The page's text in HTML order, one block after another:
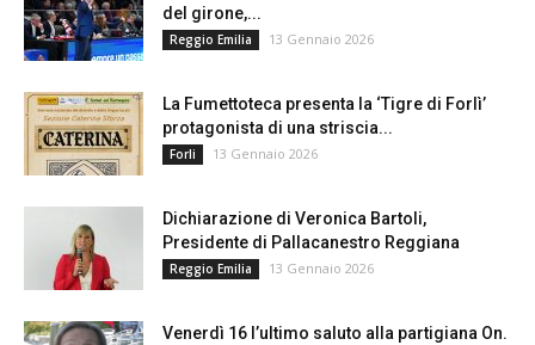
del girone,...
Reggio Emilia 13 Gennaio 2026
La Fumettoteca presenta la ‘Tigre di Forlì’
protagonista di una striscia...
Forli 13 Gennaio 2026
Dichiarazione di Veronica Bartoli,
Presidente di Pallacanestro Reggiana
Reggio Emilia 13 Gennaio 2026
Venerdì 16 l’ultimo saluto alla partigiana On.